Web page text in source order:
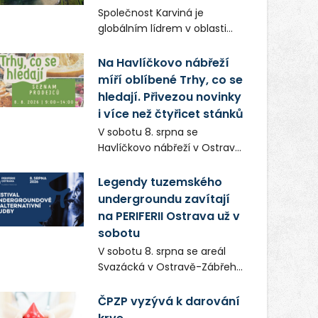
moravskoslezskou metropoli
nevybrali náhodou – její
přirozenou součástí příběhu
bývalého boxerského
šampiona Hoffa (Milan
Ondrík), jenž se po letech
vrací do světa vrcholových
zápasů, tentokrát v MMA.
Společnost Karviná je
globálním lídrem v oblasti
systémů, stabilním
zaměstnavatelem na
Karvinsku a firmou s
obrovským potenciálem.
Na Havlíčkovo nábřeží
míří oblíbené Trhy, co se
hledají. Přivezou novinky
i více než čtyřicet stánků
V sobotu 8. srpna se
Havlíčkovo nábřeží v Ostravě
vůní, chutí a poctivých
lokálních výrobků. Trhy, co se
hledají tentokrát nabídnou
více než čtyřicet pečlivě
vybraných stánků s kvalitní
gastronomií, farmářskými
produkty, designem i
Návštěvníci se mohou těšit
Legendy tuzemského
undergroundu zavítají
na PERIFERII Ostrava už v
sobotu
V sobotu 8. srpna se areál
Svazácká v Ostravě-Zábřehu
undergroundové a
alternativní hudby. Uskuteční
ČPZP vyzývá k darování